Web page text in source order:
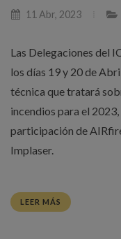
11 Abr, 2023
Las Delegaciones del
los días 19 y 20 de
técnica que tratará
incendios para el
participación de
Implaser.
LEER MÁS